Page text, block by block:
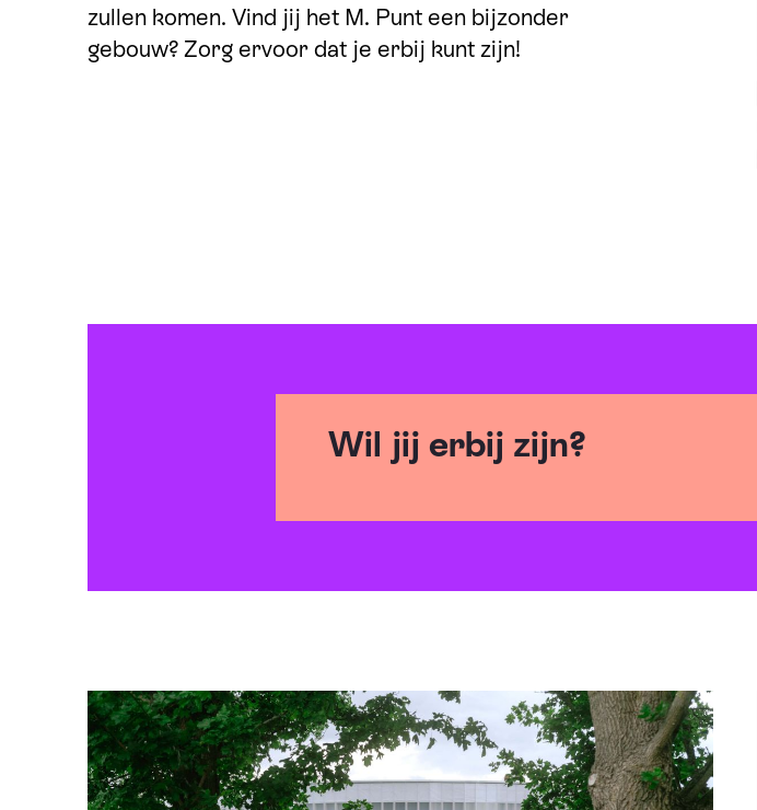
zullen komen. Vind jij het M. Punt een bijzonder
gebouw? Zorg ervoor dat je erbij kunt zijn!
Wil jij erbij zijn?